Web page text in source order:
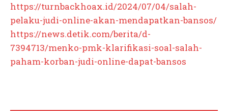
https://turnbackhoax.id/2024/07/04/salah-
pelaku-judi-online-akan-mendapatkan-bansos/
https://news.detik.com/berita/d-
7394713/menko-pmk-klarifikasi-soal-salah-
paham-korban-judi-online-dapat-bansos